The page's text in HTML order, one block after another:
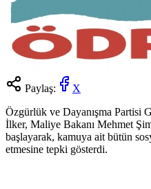
Paylaş:
X
Özgürlük ve Dayanışma Partisi
İlker, Maliye Bakanı Mehmet
başlayarak, kamuya ait bütün
etmesine tepki gösterdi.